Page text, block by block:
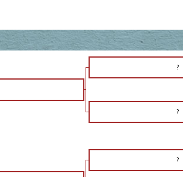
?
?
?